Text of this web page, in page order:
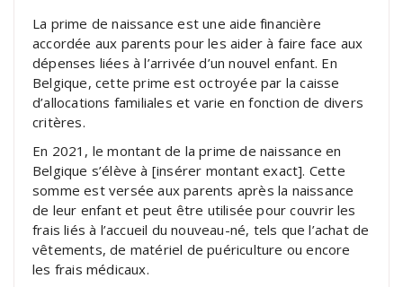
La prime de naissance est une aide financière
accordée aux parents pour les aider à faire face aux
dépenses liées à l’arrivée d’un nouvel enfant. En
Belgique, cette prime est octroyée par la caisse
d’allocations familiales et varie en fonction de divers
critères.
En 2021, le montant de la prime de naissance en
Belgique s’élève à [insérer montant exact]. Cette
somme est versée aux parents après la naissance
de leur enfant et peut être utilisée pour couvrir les
frais liés à l’accueil du nouveau-né, tels que l’achat de
vêtements, de matériel de puériculture ou encore
les frais médicaux.